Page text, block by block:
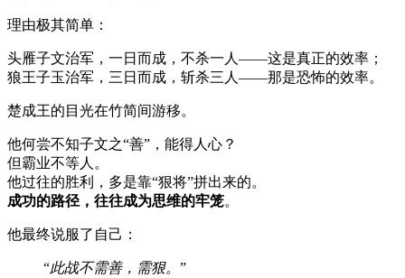
理由极其简单：
头雁子文治军，一日而成，不杀一人——这是真正的效率；
狼王子玉治军，三日而成，斩杀三人——那是恐怖的效率。
楚成王的目光在竹简间游移。
他何尝不知子文之“善”，能得人心？
但霸业不等人。
他过往的胜利，多是靠“狠将”拼出来的。
成功的路径，往往成为思维的牢笼。
他最终说服了自己：
“此战不需善，需狠。 ”